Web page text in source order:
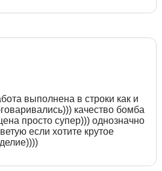
выполнена в строки как и
качество бомба
просто супер))) однозначно
если хотите крутое